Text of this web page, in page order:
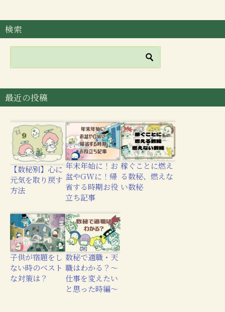
検索
最近の投稿
【数秘別】心に
元気を取り戻す
方法
年末年始に！お
盆やGWに！帰
省する時期お役
立ち記事
稼ぐことに燃え
る数秘、燃えな
い数秘
子供が宿題をし
ない時のベスト
な対策は？
数秘で適職・天
職はわかる？〜
仕事を変えたい
と思った時編〜